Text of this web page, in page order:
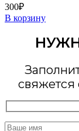
300₽
В корзину
свяжется